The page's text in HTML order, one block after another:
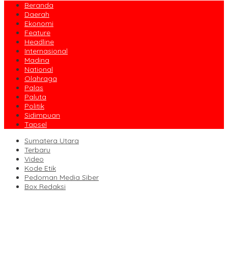
Beranda
Daerah
Ekonomi
Feature
Headline
Internasional
Madina
National
Olahraga
Palas
Paluta
Politik
Sidimpuan
Tapsel
Sumatera Utara
Terbaru
Video
Kode Etik
Pedoman Media Siber
Box Redaksi